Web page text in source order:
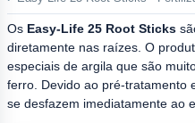
Os Easy-Life 25 Root Sticks
diretamente nas raízes. O
especiais de argila que são
ferro. Devido ao pré-tratamento
se desfazem imediatamente ao